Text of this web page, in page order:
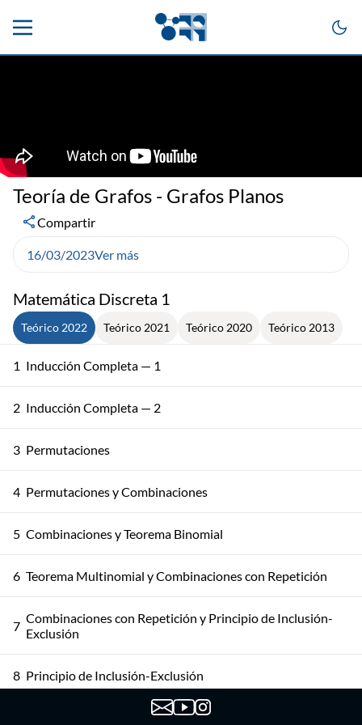
Matemática Discreta 1
Teórico 2022 Teórico 2021 Teórico 2020 Teórico 2013
1 Inducción Completa — 1
2 Inducción Completa — 2
3 Permutaciones
4 Permutaciones y Combinaciones
5 Combinaciones y Teorema Binomial
6 Teorema Multinomial y Combinaciones con Repetición
7 Combinaciones con Repetición y Principio de Inclusión-
Exclusión
8 Principio de Inclusión-Exclusión
Principio de Inclusión-Exclusión: Aplicaciones
Teoría de Grafos - Grafos Planos
Compartir
16/03/2023Ver más